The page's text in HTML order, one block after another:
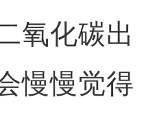
氧化碳出
慢慢觉得